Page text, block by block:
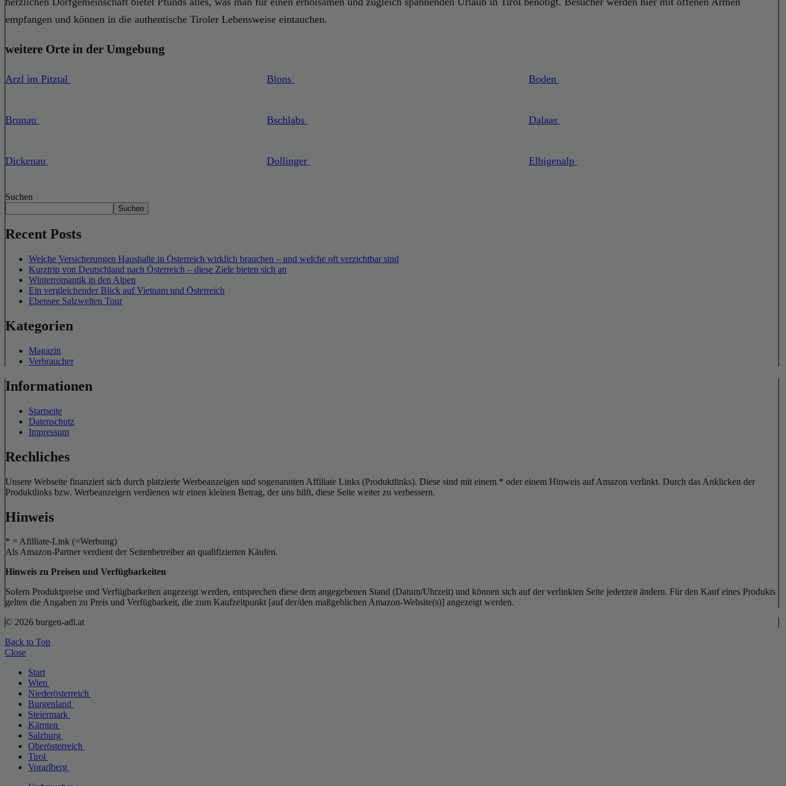
empfangen und können in die authentische Tiroler Lebensweise eintauchen.
weitere Orte in der Umgebung
Arzl im Pitztal Blons Boden
Brunau Bschlabs Dalaas
Dickenau Dollinger Elbigenalp
Suchen
Suchen
Recent Posts
Welche Versicherungen Haushalte in Österreich wirklich brauchen – und welche oft verzichtbar sind
Kurztrip von Deutschland nach Österreich – diese Ziele bieten sich an
Winterromantik in den Alpen
Ein vergleichender Blick auf Vietnam und Österreich
Ebensee Salzwelten Tour
Kategorien
Magazin
Verbraucher
Informationen
Startseite
Datenschutz
Impressum
Rechliches
Unsere Webseite finanziert sich durch platzierte Werbeanzeigen und sogenannten Affiliate Links (Produktlinks). Diese sind mit einem * oder einem Hinweis auf Amazon verlinkt. Durch das Anklicken der
Produktlinks bzw. Werbeanzeigen verdienen wir einen kleinen Betrag, der uns hilft, diese Seite weiter zu verbessern.
Hinweis
* = Afilliate-Link (=Werbung)
Als Amazon-Partner verdient der Seitenbetreiber an qualifizierten Käufen.
Hinweis zu Preisen und Verfügbarkeiten
Sofern Produktpreise und Verfügbarkeiten angezeigt werden, entsprechen diese dem angegebenen Stand (Datum/Uhrzeit) und können sich auf der verlinkten Seite jederzeit ändern. Für den Kauf eines Produkts
gelten die Angaben zu Preis und Verfügbarkeit, die zum Kaufzeitpunkt [auf der/den maßgeblichen Amazon-Website(s)] angezeigt werden.
© 2026 burgen-adi.at
Back to Top
Close
Start
Wien
Niederösterreich
Burgenland
Steiermark
Kärnten
Salzburg
Oberösterreich
Tirol
Vorarlberg